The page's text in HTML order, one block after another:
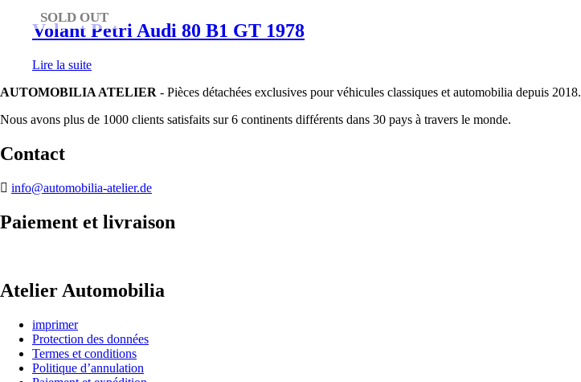
SOLD OUT
Volant Petri Audi 80 B1 GT 1978
Lire la suite
AUTOMOBILIA ATELIER - Pièces détachées exclusives pour véhicules classiques et automobilia depuis 2018.
Nous avons plus de 1000 clients satisfaits sur 6 continents différents dans 30 pays à travers le monde.
Contact
info@automobilia-atelier.de
Paiement et livraison
Atelier Automobilia
imprimer
Protection des données
Termes et conditions
Politique d’annulation